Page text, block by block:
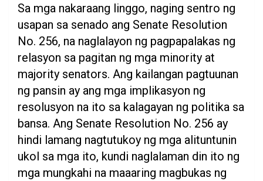
Sa mga nakaraang linggo, naging sentro ng
usapan sa senado ang Senate Resolution
No. 256, na naglalayon ng pagpapalakas ng
relasyon sa pagitan ng mga minority at
majority senators. Ang kailangan pagtuunan
ng pansin ay ang mga implikasyon ng
resolusyon na ito sa kalagayan ng politika sa
bansa. Ang Senate Resolution No. 256 ay
hindi lamang nagtutukoy ng mga alituntunin
ukol sa mga ito, kundi naglalaman din ito ng
mga mungkahi na maaaring magbukas ng